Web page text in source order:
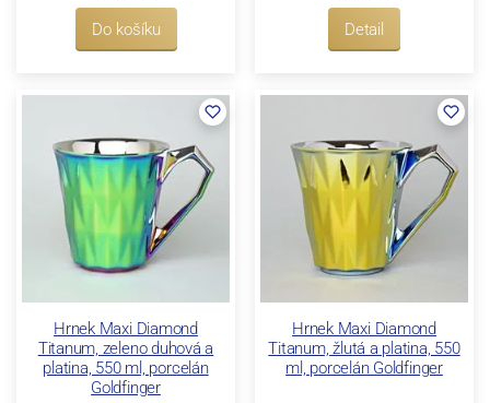
Do košíku Detail
Hrnek Maxi Diamond
Titanum, zeleno duhová a
platina, 550 ml, porcelán
Goldfinger
Hrnek Maxi Diamond
Titanum, žlutá a platina, 550
ml, porcelán Goldfinger